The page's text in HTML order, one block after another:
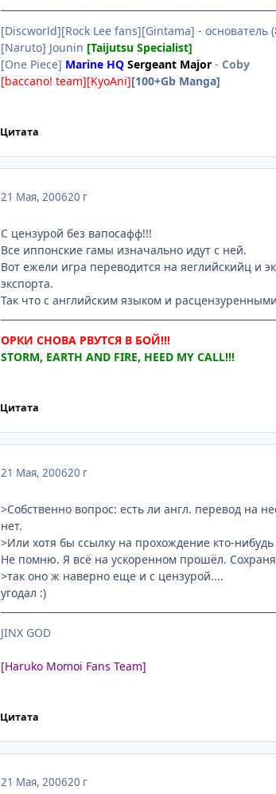
[Discworld][Rock Lee fans][Gintama] - основатель
[Naruto] Jounin [Taijutsu Specialist]
[One Piece] Marine HQ Sergeant Major - Coby
[baccano! team][KyoAni][100+Gb Manga]
Цитата
21 Мая, 200620 г
С цензурой без вапосафф!!!
Все иппонские гамы изначально идут с ней.
Вот ежели игра переводится на яеглийскийц и
экспорта.
Так что с английским языком и
ОРКИ СНОВА РВУТСЯ В БОЙ!!!
STORM, EARTH AND FIRE, HEED MY CALL!!!
Цитата
21 Мая, 200620 г
>Собственно вопрос: есть ли англ. перевод на
нет.
>Или хотя бы ссылку на прохождение кто-нибудь
Не помню. Я всё на ускоренном прошёл.
>так оно ж наверно еще и с цензурой....
угодал :)
JINX GOD
[Haruko Momoi Fans Team]
Цитата
21 Мая, 200620 г